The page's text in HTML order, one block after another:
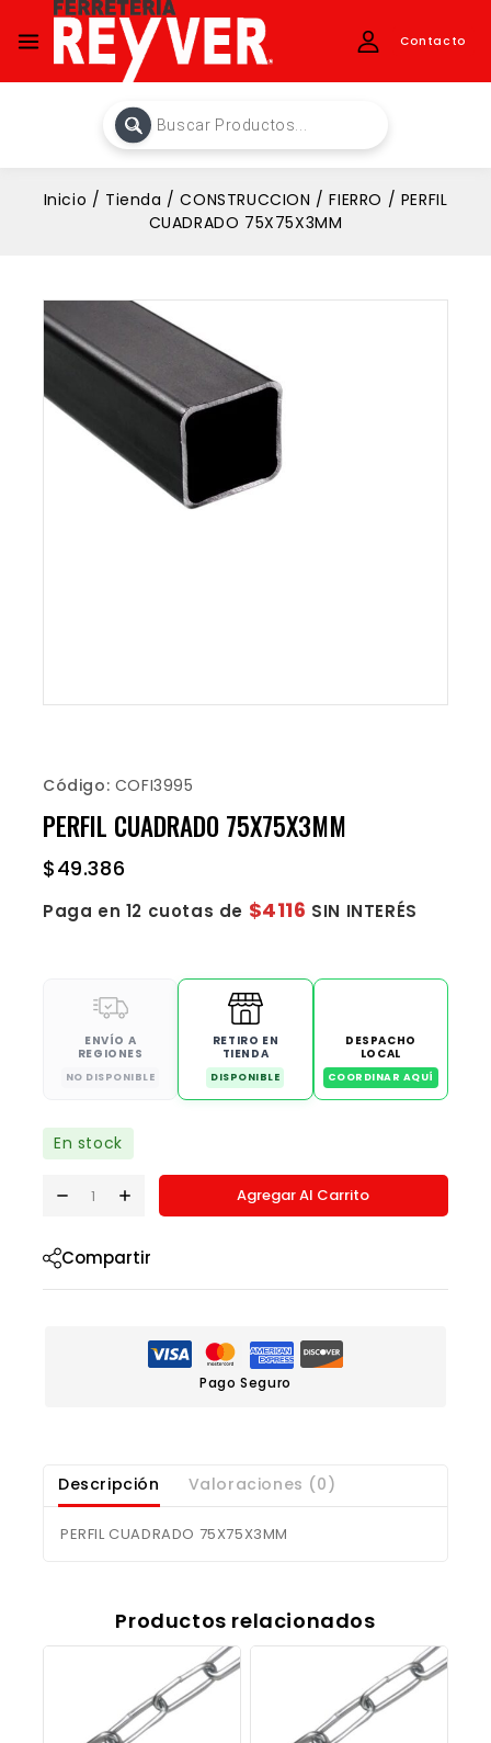
Contacto
Inicio / Tienda / CONSTRUCCION / FIERRO / PERFIL
CUADRADO 75X75X3MM
Código: COFI3995
PERFIL CUADRADO 75X75X3MM
$49.386
Paga en 12 cuotas de $4116 SIN INTERÉS
ENVÍO A
REGIONES
NO DISPONIBLE
RETIRO EN
TIENDA
DISPONIBLE
DESPACHO
LOCAL
COORDINAR AQUÍ
En stock
Agregar Al Carrito
Compartir
Pago Seguro
Descripción Valoraciones (0)
PERFIL CUADRADO 75X75X3MM
Productos relacionados